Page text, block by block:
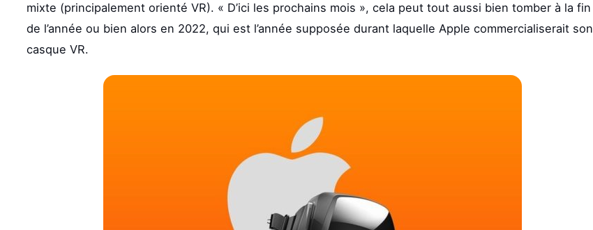
mixte (principalement orienté VR). « D’ici les prochains mois », cela peut tout aussi bien tomber à la fin
de l’année ou bien alors en 2022, qui est l’année supposée durant laquelle Apple commercialiserait son
casque VR.